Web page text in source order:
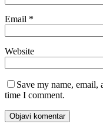
Email *
Website
Save my name,
time I comment.